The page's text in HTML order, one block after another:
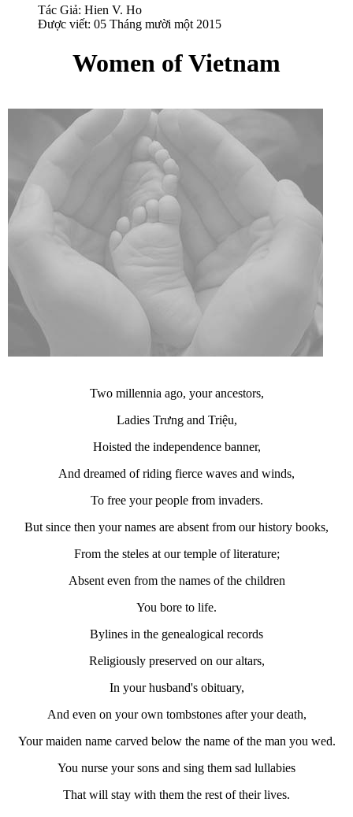
Tác Giả: Hien V. Ho
Được viết: 05 Tháng mười một 2015
Women of Vietnam
Two millennia ago, your ancestors,
Ladies Trưng and Triệu,
Hoisted the independence banner,
And dreamed of riding fierce waves and winds,
To free your people from invaders.
But since then your names are absent from our history books,
From the steles at our temple of literature;
Absent even from the names of the children
You bore to life.
Bylines in the genealogical records
Religiously preserved on our altars,
In your husband's obituary,
And even on your own tombstones after your death,
Your maiden name carved below the name of the man you wed.
You nurse your sons and sing them sad lullabies
That will stay with them the rest of their lives.